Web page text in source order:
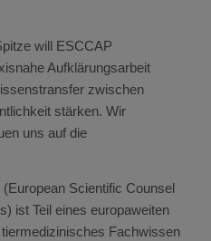
will ESCCAP
Aufklärungsarbeit
zwischen
stärken. Wir
uns auf die
Scientific Counsel
ist Teil eines europaweiten
Fachwissen